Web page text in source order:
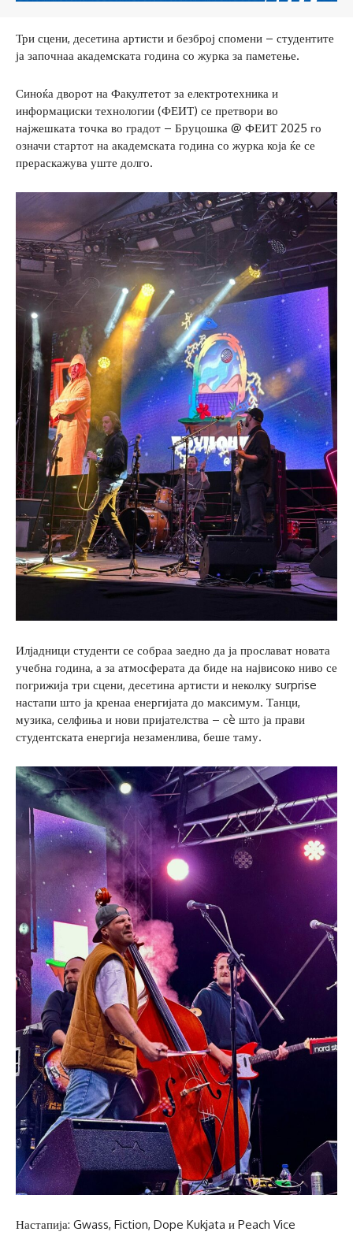
Три сцени, десетина артисти и безброј спомени – студентите
ја започнаа академската година со журка за паметење.
Синоќа дворот на Факултетот за електротехника и
информациски технологии (ФЕИТ) се претвори во
најжешката точка во градот – Бруцошка @ ФЕИТ 2025 го
означи стартот на академската година со журка која ќе се
прераскажува уште долго.
Илјадници студенти се собраа заедно да ја прослават новата
учебна година, а за атмосферата да биде на највисоко ниво се
погрижија три сцени, десетина артисти и неколку surprise
настапи што ја кренаа енергијата до максимум. Танци,
музика, селфиња и нови пријателства – сè што ја прави
студентската енергија незаменлива, беше таму.
Настапија: Gwass, Fiction, Dope Kukjata и Peach Vice